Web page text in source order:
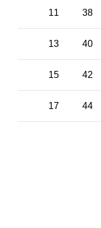
38
11
40
13
42
15
44
17